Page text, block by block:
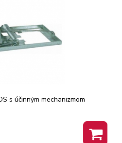
s účinným mechanizmom